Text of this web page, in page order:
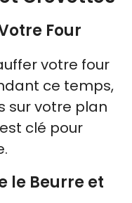
Four
votre four
ce temps,
sur votre plan
clé pour
le Beurre et